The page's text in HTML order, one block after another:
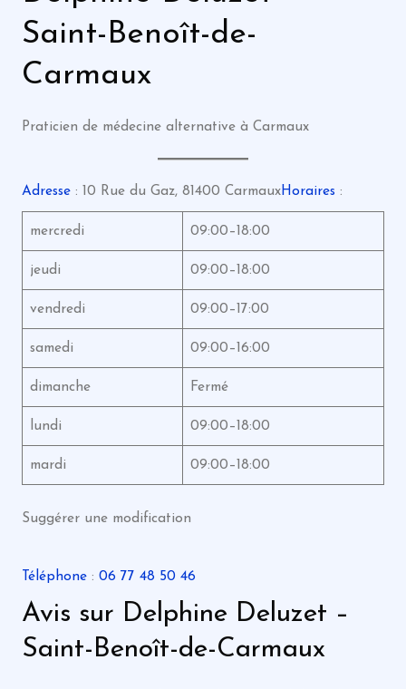
Saint-Benoît-de-
Carmaux
Praticien de médecine alternative à Carmaux
Adresse: 10 Rue du Gaz, 81400 CarmauxHoraires :
mercredi 09:00–18:00
jeudi 09:00–18:00
vendredi 09:00–17:00
samedi 09:00–16:00
dimanche Fermé
lundi 09:00–18:00
mardi 09:00–18:00
Suggérer une modification
Téléphone: 06 77 48 50 46
Avis sur Delphine Deluzet –
Saint-Benoît-de-Carmaux